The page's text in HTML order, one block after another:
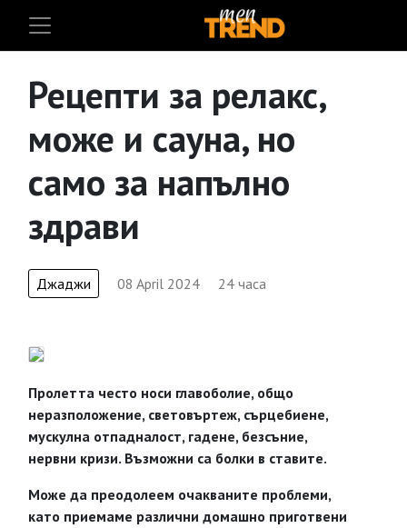
Рецепти за релакс,
може и сауна, но
само за напълно
здрави
Джаджи 08 April 2024 24 часа
Пролетта често носи главоболие, общо
неразположение, световъртеж, сърцебиене,
мускулна отпадналост, гадене, безсъние,
нервни кризи. Възможни са болки в ставите.
Може да преодолеем очакваните проблеми,
като приемаме различни домашно приготвени